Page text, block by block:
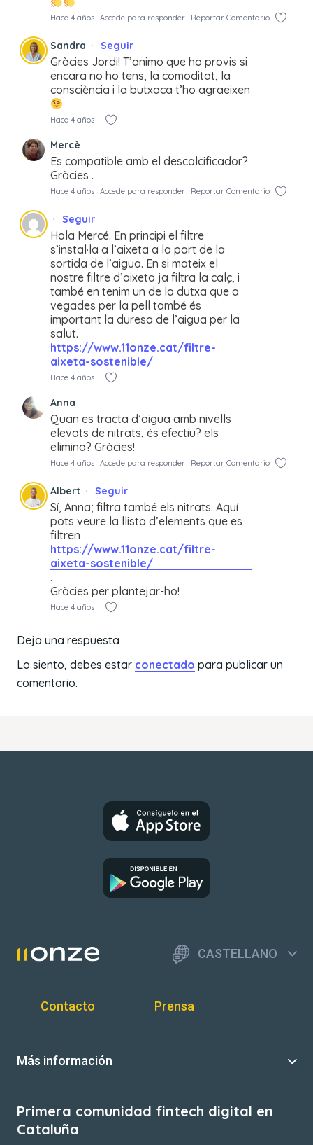
Hace 4 años Accede para responder Reportar Comentario
Sandra Seguir
Gràcies Jordi! T’animo que ho provis si
encara no ho tens, la comoditat, la
consciència i la butxaca t’ho agraeixen
Hace 4 años
Mercè
Es compatible amb el descalcificador?
Gràcies .
Hace 4 años Accede para responder Reportar Comentario
Seguir
Hola Mercé. En principi el filtre
s’instal·la a l’aixeta a la part de la
sortida de l’aigua. En si mateix el
nostre filtre d’aixeta ja filtra la calç, i
també en tenim un de la dutxa que a
vegades per la pell també és
important la duresa de l’aigua per la
salut.
https://www.11onze.cat/filtre-
aixeta-sostenible/
Hace 4 años
Anna
Quan es tracta d’aigua amb nivells
elevats de nitrats, és efectiu? els
elimina? Gràcies!
Hace 4 años Accede para responder Reportar Comentario
Albert Seguir
Sí, Anna; filtra també els nitrats. Aquí
pots veure la llista d’elements que es
filtren
https://www.11onze.cat/filtre-
aixeta-sostenible/
.
Gràcies per plantejar-ho!
Hace 4 años
Deja una respuesta
Lo siento, debes estar conectado para publicar un
comentario.
CASTELLANO
Contacto Prensa
Más información
Primera comunidad fintech digital en
Cataluña